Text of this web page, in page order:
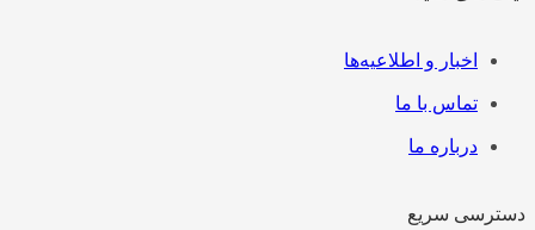
اخبار و اطلاعیه‌ها
تماس با ما
درباره ما
سریع